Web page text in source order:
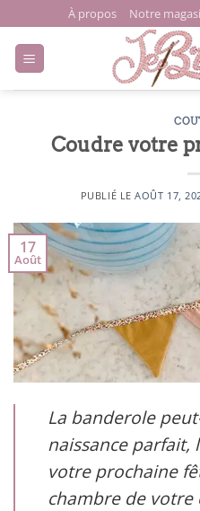
au
contenu
À propos Notre
Coudre votre
PUBLIÉ LEAOÛT 17,
17
Août
La banderole
naissance parfait,
votre prochaine
chambre de votre